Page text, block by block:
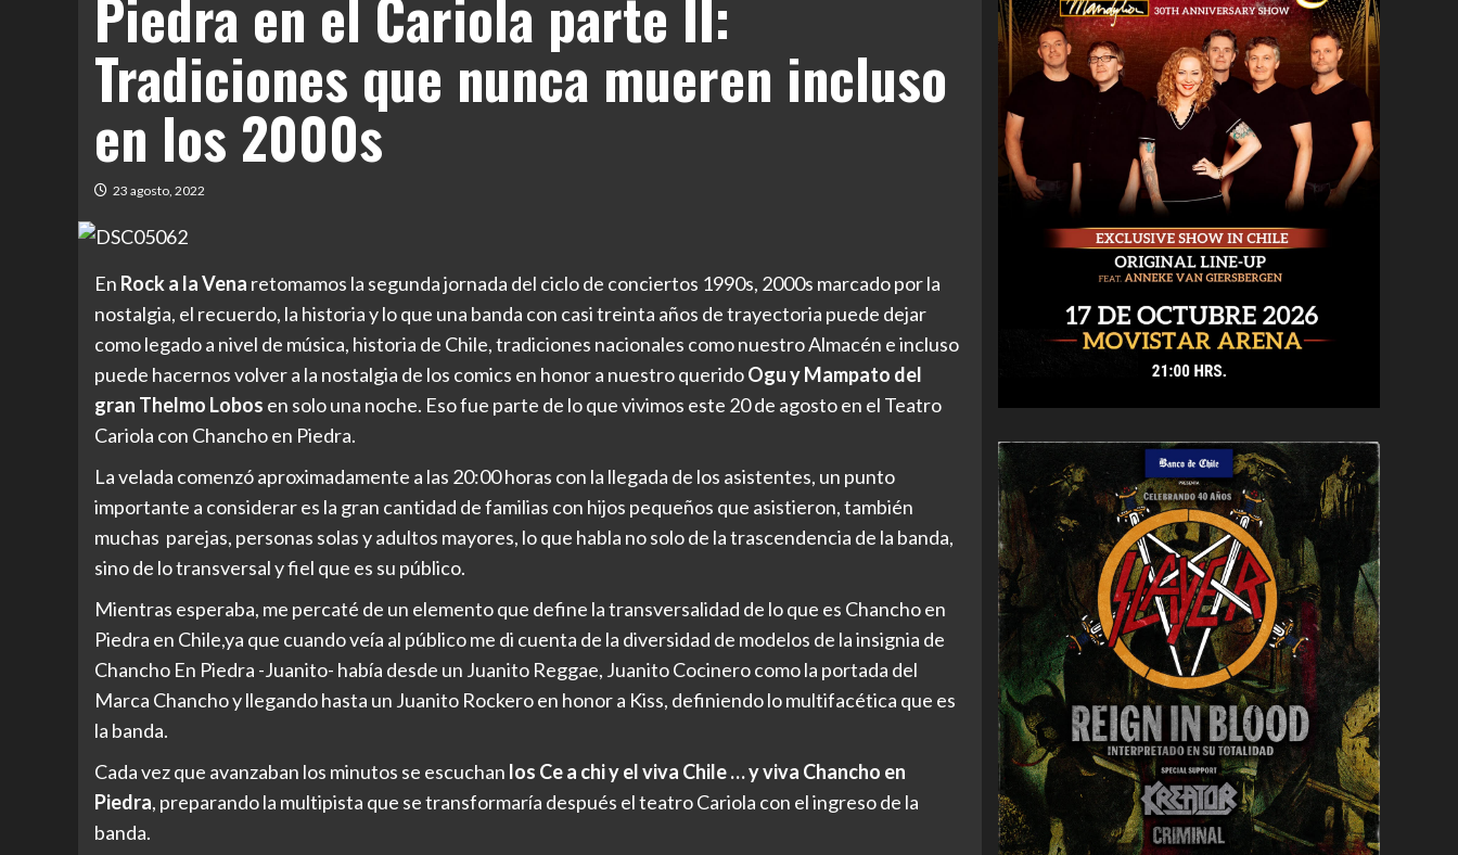
Piedra en el Cariola parte II:
Tradiciones que nunca mueren incluso
en los 2000s
23 agosto, 2022
En Rock a la Vena retomamos la segunda jornada del ciclo de conciertos 1990s, 2000s marcado por la
nostalgia, el recuerdo, la historia y lo que una banda con casi treinta años de trayectoria puede dejar
como legado a nivel de música, historia de Chile, tradiciones nacionales como nuestro Almacén e incluso
puede hacernos volver a la nostalgia de los comics en honor a nuestro queridoOgu y Mampato del
gran Thelmo Lobos en solo una noche. Eso fue parte de lo que vivimos este 20 de agosto en el Teatro
Cariola con Chancho en Piedra.
La velada comenzó aproximadamente a las 20:00 horas con la llegada de los asistentes, un punto
importante a considerar es la gran cantidad de familias con hijos pequeños que asistieron, también
muchas parejas, personas solas y adultos mayores, lo que habla no solo de la trascendencia de la banda,
sino de lo transversal y fiel que es su público.
Mientras esperaba, me percaté de un elemento que define la transversalidad de lo que es Chancho en
Piedra en Chile,ya que cuando veía al público me di cuenta de la diversidad de modelos de la insignia de
Chancho En Piedra -Juanito- había desde un Juanito Reggae, Juanito Cocinero como la portada del
Marca Chancho y llegando hasta un Juanito Rockero en honor a Kiss, definiendo lo multifacética que es
la banda.
Cada vez que avanzaban los minutos se escuchan los Ce a chi y el viva Chile … y viva Chancho en
Piedra, preparando la multipista que se transformaría después el teatro Cariola con el ingreso de la
banda.